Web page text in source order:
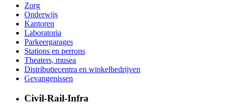
Zorg
Onderwijs
Kantoren
Laboratoria
Parkeergarages
Stations en perrons
Theaters, musea
Distributiecentra en winkelbedrijven
Gevangenissen
Civil-Rail-Infra